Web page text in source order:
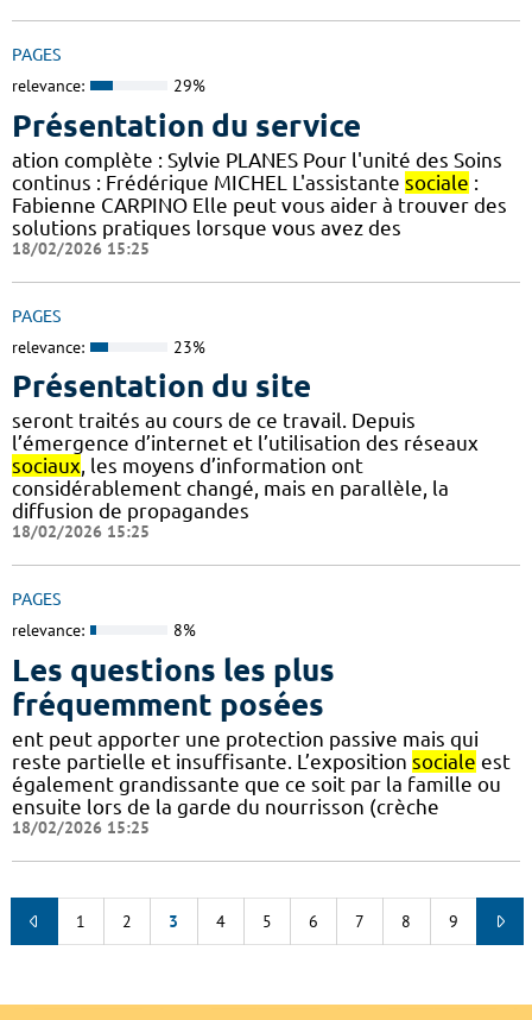
PAGES
relevance: 29%
Présentation du service
ation complète : Sylvie PLANES Pour l'unité des Soins
continus : Frédérique MICHEL L'assistante sociale :
Fabienne CARPINO Elle peut vous aider à trouver des
solutions pratiques lorsque vous avez des
18/02/2026 15:25
PAGES
relevance: 23%
Présentation du site
seront traités au cours de ce travail. Depuis
l’émergence d’internet et l’utilisation des réseaux
sociaux, les moyens d’information ont
considérablement changé, mais en parallèle, la
diffusion de propagandes
18/02/2026 15:25
PAGES
relevance: 8%
Les questions les plus
fréquemment posées
ent peut apporter une protection passive mais qui
reste partielle et insuffisante. L’exposition sociale est
également grandissante que ce soit par la famille ou
ensuite lors de la garde du nourrisson (crèche
18/02/2026 15:25
1 2 3 4 5 6 7 8 9